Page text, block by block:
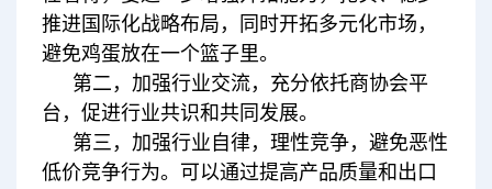
推进国际化战略布局，同时开拓多元化市场，
避免鸡蛋放在一个篮子里。
第二，加强行业交流，充分依托商协会平
台，促进行业共识和共同发展。
第三，加强行业自律，理性竞争，避免恶性
低价竞争行为。可以通过提高产品质量和出口